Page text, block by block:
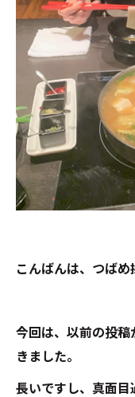
こんばんは、つばめ
今回は、以前の投稿
きました。
長いですし、真面目